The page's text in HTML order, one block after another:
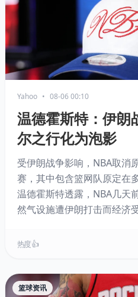
Yahoo • 08-06 00:10
温德霍斯特：伊朗
尔之行化为泡影
受伊朗战争影响，NBA取消
赛，其中包含篮网队原定在
温德霍斯特透露，NBA几天
然气设施遭伊朗打击而经济
赞助篮网主场。此役本将是
热度 👍
篮球资讯